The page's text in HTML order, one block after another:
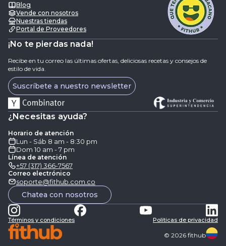
Blog
Vende con nosotros
Nuestras tiendas
Portal de Proveedores
¡No te pierdas nada!
Recibe en tu correo las últimas ofertas, deliciosas recetas y consejos de
estilo de vida.
Suscríbete a nuestro newsletter
¿Necesitas ayuda?
Horario de atención
Lun - Sáb 8 am - 8:30 pm
Dom 10 am - 7 pm
Línea de atención
+57 (317) 366-7567
Correo electrónico
soporte@fithub.com.co
Chatea con nosotros
Términos y condiciones Politicas de privacidad
© 2026 fithub